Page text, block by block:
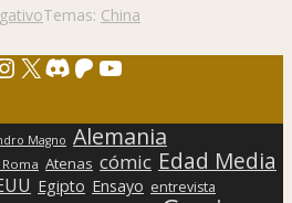
Temas: China
X Discord
Patreon
YouTube
Magno Alemania
Atenas cómic Edad Media
Egipto Ensayo entrevista